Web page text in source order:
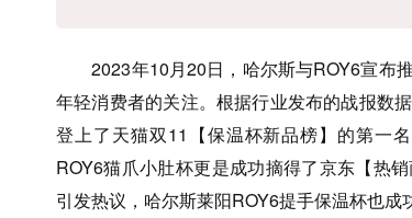
2023年10月20日，哈尔斯与ROY6宣布
年轻消费者的关注。根据行业发布的战报数
登上了天猫双11【保温杯新品榜】的第一
ROY6猫爪小肚杯更是成功摘得了京东【热
引发热议，哈尔斯莱阳ROY6提手保温杯也成